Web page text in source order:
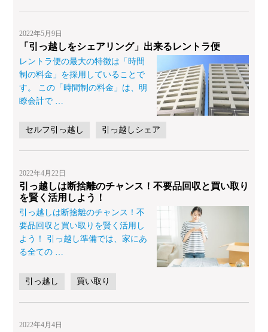
2022年5月9日
「引っ越しをシェアリング」出来るレントラ便
レントラ便の最大の特徴は「時間
制の料金」を採用していることで
す。 この「時間制の料金」は、明
瞭会計で …
セルフ引っ越し 引っ越しシェア
2022年4月22日
引っ越しは断捨離のチャンス！不要品回収と買い取り
を賢く活用しよう！
引っ越しは断捨離のチャンス！不
要品回収と買い取りを賢く活用し
よう！ 引っ越し準備では、家にあ
る全ての
引っ越し 買い取り
2022年4月4日